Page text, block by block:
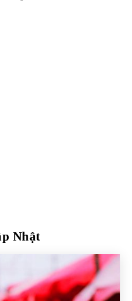
Nhật